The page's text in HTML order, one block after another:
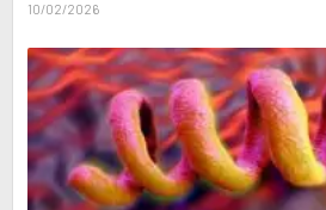
protesta…
10/02/2026